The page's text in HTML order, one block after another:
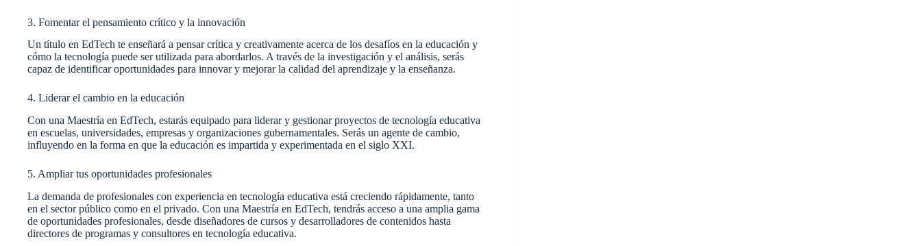
3. Fomentar el pensamiento crítico y la innovación
Un título en EdTech te enseñará a pensar crítica y creativamente acerca de los desafíos en la educación y
cómo la tecnología puede ser utilizada para abordarlos. A través de la investigación y el análisis, serás
capaz de identificar oportunidades para innovar y mejorar la calidad del aprendizaje y la enseñanza.
4. Liderar el cambio en la educación
Con una Maestría en EdTech, estarás equipado para liderar y gestionar proyectos de tecnología educativa
en escuelas, universidades, empresas y organizaciones gubernamentales. Serás un agente de cambio,
influyendo en la forma en que la educación es impartida y experimentada en el siglo XXI.
5. Ampliar tus oportunidades profesionales
La demanda de profesionales con experiencia en tecnología educativa está creciendo rápidamente, tanto
en el sector público como en el privado. Con una Maestría en EdTech, tendrás acceso a una amplia gama
de oportunidades profesionales, desde diseñadores de cursos y desarrolladores de contenidos hasta
directores de programas y consultores en tecnología educativa.